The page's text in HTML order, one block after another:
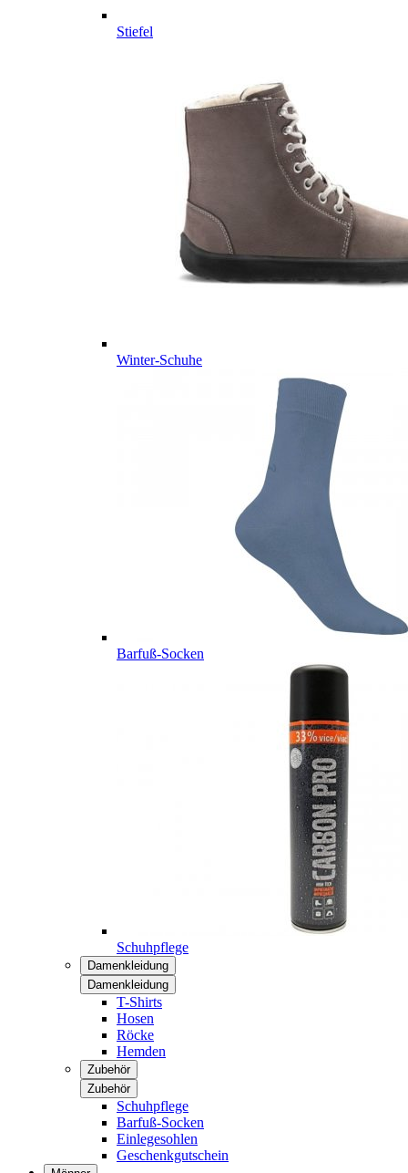
Stiefel
Winter-Schuhe
Barfuß-Socken
Schuhpflege
Damenkleidung
Damenkleidung
T-Shirts
Hosen
Röcke
Hemden
Zubehör
Zubehör
Schuhpflege
Barfuß-Socken
Einlegesohlen
Geschenkgutschein